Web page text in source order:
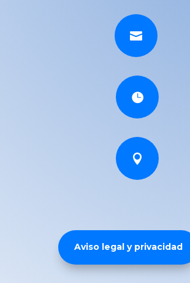



Aviso legal y privacidad